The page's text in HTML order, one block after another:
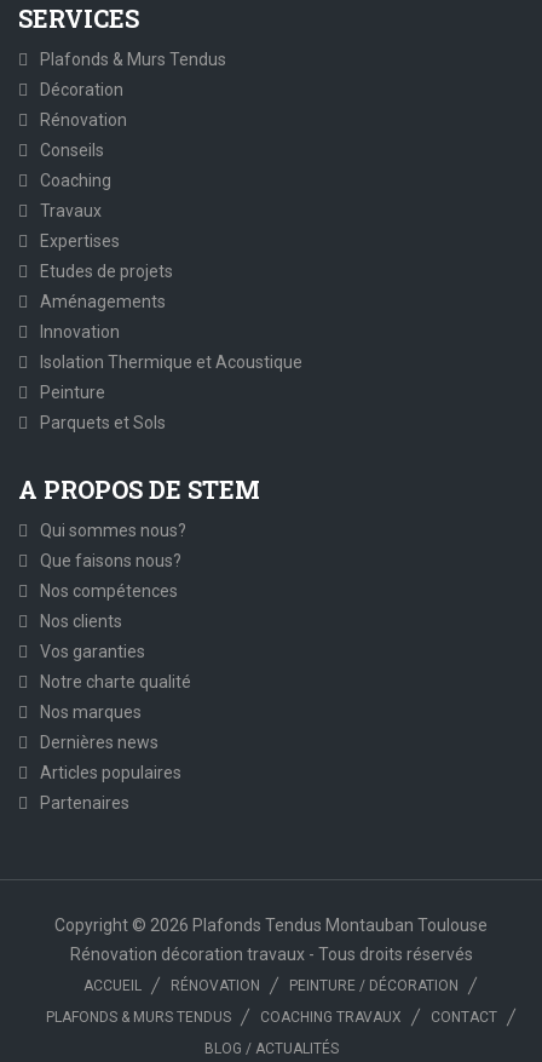
SERVICES
Plafonds & Murs Tendus
Décoration
Rénovation
Conseils
Coaching
Travaux
Expertises
Etudes de projets
Aménagements
Innovation
Isolation Thermique et Acoustique
Peinture
Parquets et Sols
A PROPOS DE STEM
Qui sommes nous?
Que faisons nous?
Nos compétences
Nos clients
Vos garanties
Notre charte qualité
Nos marques
Dernières news
Articles populaires
Partenaires
Copyright © 2026 Plafonds Tendus Montauban Toulouse
Rénovation décoration travaux - Tous droits réservés
ACCUEIL RÉNOVATION
PEINTURE / DÉCORATION
PLAFONDS & MURS TENDUS
COACHING TRAVAUX
CONTACT
BLOG / ACTUALITÉS